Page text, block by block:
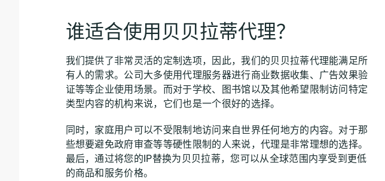
谁适合使用贝贝拉蒂代理？
我们提供了非常灵活的定制选项，因此，我们的贝贝拉蒂代理能满足所
有人的需求。公司大多使用代理服务器进行商业数据收集、广告效果验
证等等企业使用场景。而对于学校、图书馆以及其他希望限制访问特定
类型内容的机构来说，它们也是一个很好的选择。
同时，家庭用户可以不受限制地访问来自世界任何地方的内容。对于那
些想要避免政府审查等等硬性限制的人来说，代理是非常理想的选择。
最后，通过将您的IP替换为贝贝拉蒂，您可以从全球范围内享受到更低
的商品和服务价格。